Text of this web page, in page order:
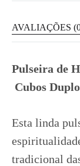
AVALIAÇÕES
Pulseira de
Cubos
Esta linda
tradicional